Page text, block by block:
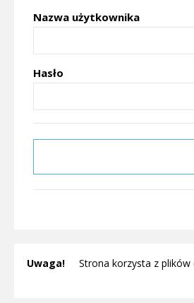
Nazwa użytkownika
Hasło
Uwaga! Strona korzysta z plików